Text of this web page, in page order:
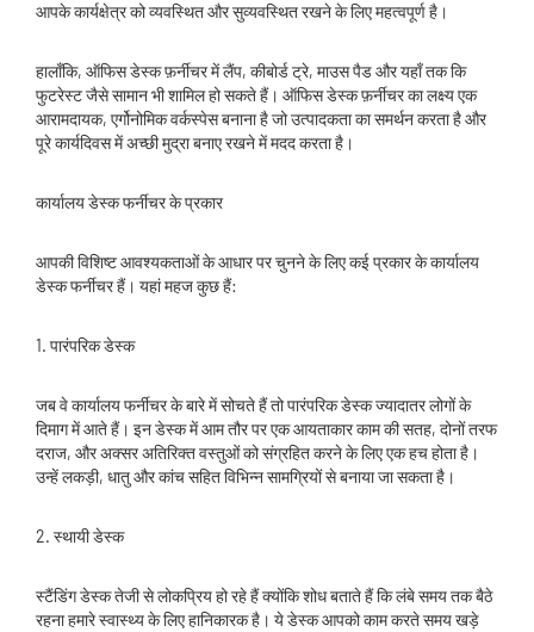
आपके कार्यक्षेत्र को व्यवस्थित और सुव्यवस्थित रखने के लिए महत्वपूर्ण है।
हालाँकि, ऑफिस डेस्क फ़र्नीचर में लैंप, कीबोर्ड ट्रे, माउस पैड और यहाँ तक कि
फुटरेस्ट जैसे सामान भी शामिल हो सकते हैं। ऑफिस डेस्क फ़र्नीचर का लक्ष्य एक
आरामदायक, एर्गोनोमिक वर्कस्पेस बनाना है जो उत्पादकता का समर्थन करता है और
पूरे कार्यदिवस में अच्छी मुद्रा बनाए रखने में मदद करता है।
कार्यालय डेस्क फर्नीचर के प्रकार
आपकी विशिष्ट आवश्यकताओं के आधार पर चुनने के लिए कई प्रकार के कार्यालय
डेस्क फर्नीचर हैं। यहां महज कुछ हैं:
1. पारंपरिक डेस्क
जब वे कार्यालय फर्नीचर के बारे में सोचते हैं तो पारंपरिक डेस्क ज्यादातर लोगों के
दिमाग में आते हैं। इन डेस्क में आम तौर पर एक आयताकार काम की सतह, दोनों तरफ
दराज, और अक्सर अतिरिक्त वस्तुओं को संग्रहित करने के लिए एक हच होता है।
उन्हें लकड़ी, धातु और कांच सहित विभिन्न सामग्रियों से बनाया जा सकता है।
2. स्थायी डेस्क
स्टैंडिंग डेस्क तेजी से लोकप्रिय हो रहे हैं क्योंकि शोध बताते हैं कि लंबे समय तक बैठे
रहना हमारे स्वास्थ्य के लिए हानिकारक है। ये डेस्क आपको काम करते समय खड़े